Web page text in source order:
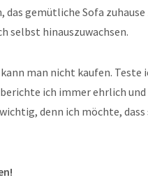
das gemütliche Sofa
selbst hinauszuwachsen.
kann man nicht kaufen.
ich immer ehrlich
denn ich möchte,